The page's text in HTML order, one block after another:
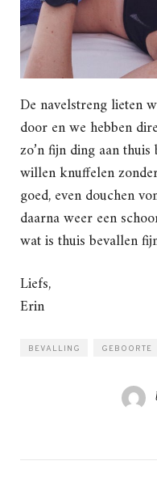
De navelstreng lieten
door en we hebben
zo’n fijn ding aan
willen knuffelen
goed, even douchen
daarna weer een
wat is thuis bevallen
Liefs,
Erin
BEVALLING GEBOORTE